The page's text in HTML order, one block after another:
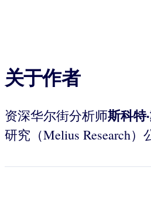
关于作者
资深华尔街分析师斯科特
研究（Melius Research